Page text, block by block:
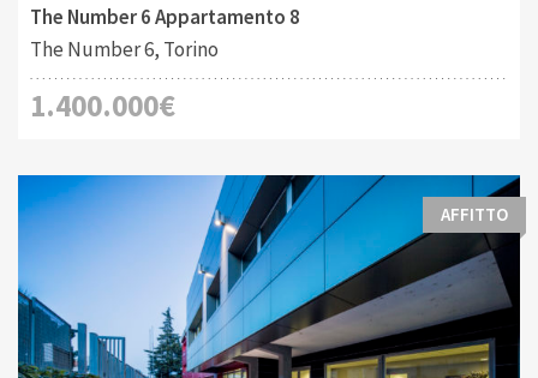
The Number 6 Appartamento 8
The Number 6, Torino
1.400.000€
AFFITTO